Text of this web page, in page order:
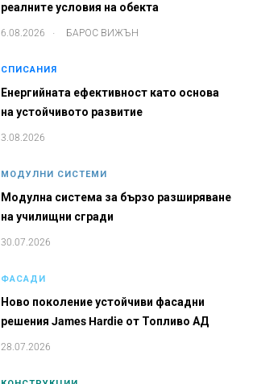
реалните условия на обекта
6.08.2026 БАРОС ВИЖЪН
СПИСАНИЯ
Енергийната ефективност като основа
на устойчивото развитие
3.08.2026
МОДУЛНИ СИСТЕМИ
Модулна система за бързо разширяване
на училищни сгради
30.07.2026
ФАСАДИ
Ново поколение устойчиви фасадни
решения James Hardie от Топливо АД
28.07.2026